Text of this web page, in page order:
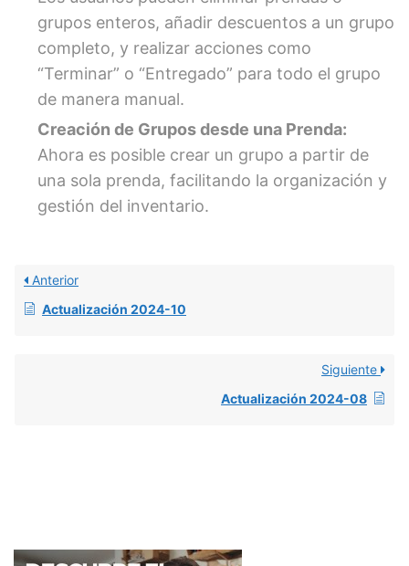
grupos enteros, añadir descuentos a un grupo
completo, y realizar acciones como
“Terminar” o “Entregado” para todo el grupo
de manera manual.
Creación de Grupos desde una Prenda:
Ahora es posible crear un grupo a partir de
una sola prenda, facilitando la organización y
gestión del inventario.
Anterior
Actualización 2024-10
Siguiente
Actualización 2024-08